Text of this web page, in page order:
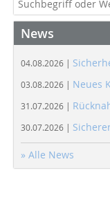
News
04.08.2026 |
03.08.2026 | Neues
31.07.2026 |
30.07.2026 |
» Alle News